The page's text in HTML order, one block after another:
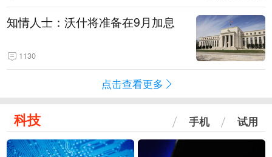
知情人士：沃什将准备在9月加息
1130
点击查看更多
科技 手机 试用